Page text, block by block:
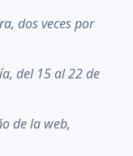
dos veces por
del 15 al 22 de
de la web,